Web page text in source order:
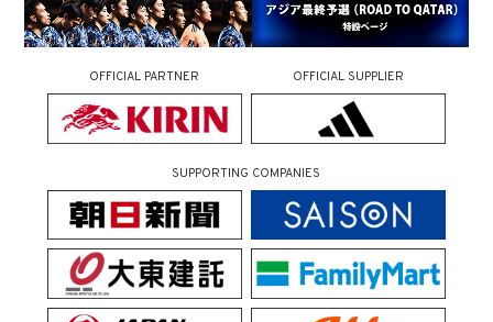
OFFICIAL PARTNER OFFICIAL SUPPLIER
SUPPORTING COMPANIES